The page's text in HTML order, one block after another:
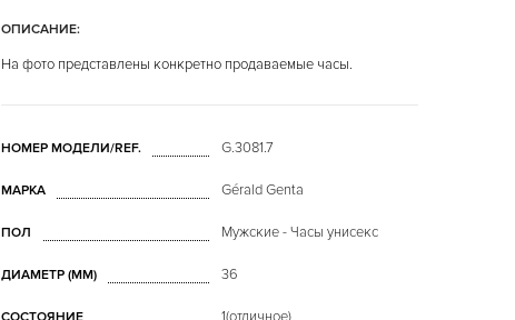
ОПИСАНИЕ:
На фото представлены конкретно продаваемые часы.
НОМЕР МОДЕЛИ/REF. G.3081.7
МАРКА Gérald Genta
ПОЛ Мужские - Часы унисекс
ДИАМЕТР (MM) 36